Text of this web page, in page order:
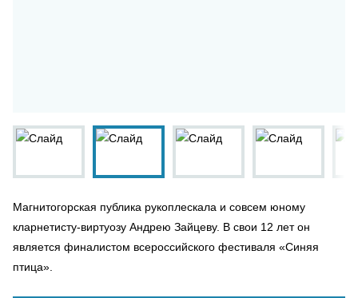
Магнитогорская публика рукоплескала и совсем юному
кларнетисту-виртуозу Андрею Зайцеву. В свои 12 лет он
является финалистом всероссийского фестиваля «Синяя
птица».